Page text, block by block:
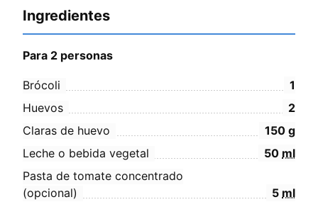
Ingredientes
Para 2 personas
Brócoli
1
Huevos
2
Claras de huevo
150 g
Leche o bebida vegetal
50 ml
Pasta de tomate concentrado
(opcional)
5 ml